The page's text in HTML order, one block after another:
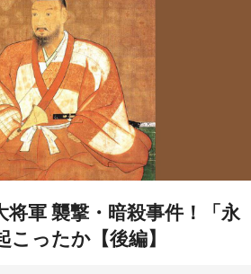
将軍 襲撃・暗殺事件！「永
ったか【後編】